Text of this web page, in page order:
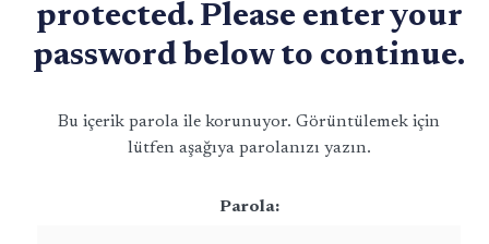
protected. Please enter your
password below to continue.
Bu içerik parola ile korunuyor. Görüntülemek için
lütfen aşağıya parolanızı yazın.
Parola: